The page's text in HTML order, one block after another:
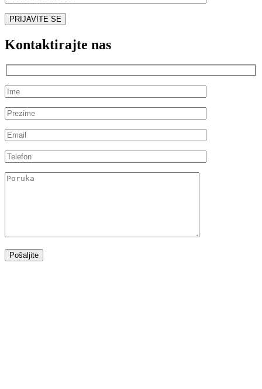
Kontaktirajte nas